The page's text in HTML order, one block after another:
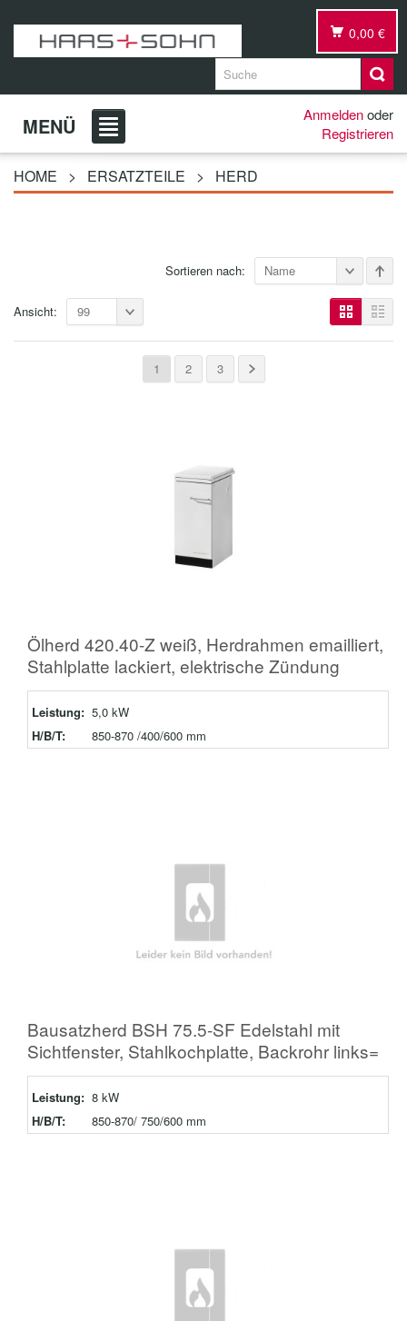
0,00 €
MENÜ Anmeldenoder
Registrieren
HOME > ERSATZTEILE > HERD
Sortieren nach: Name
1 2 3
Ansicht: 99
Ölherd 420.40-Z weiß, Herdrahmen emailliert,
Stahlplatte lackiert, elektrische Zündung
Leistung: 5,0 kW
H/B/T:
850-870 /400/600 mm
Bausatzherd BSH 75.5-SF Edelstahl mit
Sichtfenster, Stahlkochplatte, Backrohr links=
Leistung: 8 kW
H/B/T:
850-870/ 750/600 mm